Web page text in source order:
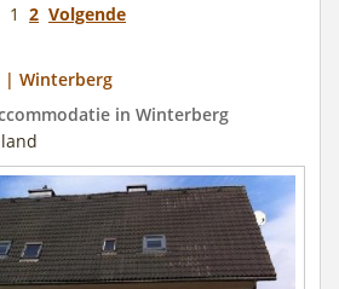
1 2 Volgende
| Winterberg
in Winterberg